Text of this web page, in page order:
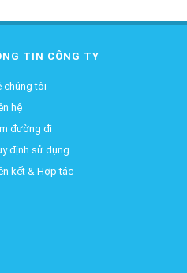
TIN CÔNG TY
chúng tôi
hệ
đường đi
định sử dụng
kết & Hợp tác